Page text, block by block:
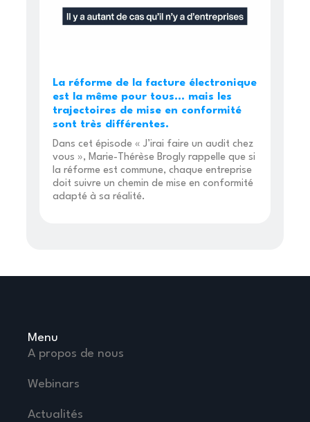
La réforme de la facture électronique
est la même pour tous… mais les
trajectoires de mise en conformité
sont très différentes.
Dans cet épisode « J’irai faire un audit chez
vous », Marie-Thérèse Brogly rappelle que si
la réforme est commune, chaque entreprise
doit suivre un chemin de mise en conformité
adapté à sa réalité.
Menu
A propos de nous
Webinars
Actualités